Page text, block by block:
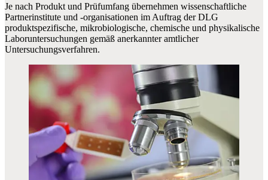
Je nach Produkt und Prüfumfang übernehmen wissenschaftliche
Partnerinstitute und -organisationen im Auftrag der DLG
produktspezifische, mikrobiologische, chemische und physikalische
Laboruntersuchungen gemäß anerkannter amtlicher
Untersuchungsverfahren.